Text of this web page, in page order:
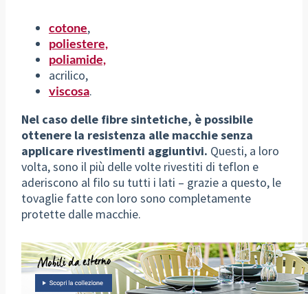
cotone,
poliestere,
poliamide,
acrilico,
viscosa.
Nel caso delle fibre sintetiche, è possibile
ottenere la resistenza alle macchie senza
applicare rivestimenti aggiuntivi. Questi, a loro
volta, sono il più delle volte rivestiti di teflon e
aderiscono al filo su tutti i lati – grazie a questo, le
tovaglie fatte con loro sono completamente
protette dalle macchie.